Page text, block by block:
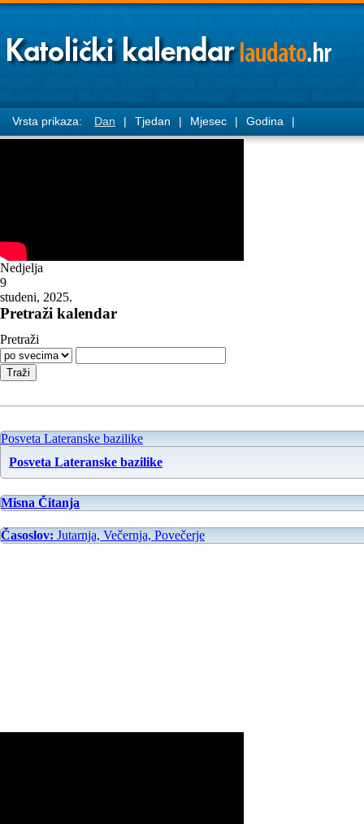
Vrsta prikaza: Dan | Tjedan | Mjesec | Godina |
Nedjelja
9
studeni, 2025.
Pretraži kalendar
Pretraži
Posveta Lateranske bazilike
Posveta Lateranske bazilike
Misna Čitanja
Časoslov: Jutarnja, Večernja, Povečerje